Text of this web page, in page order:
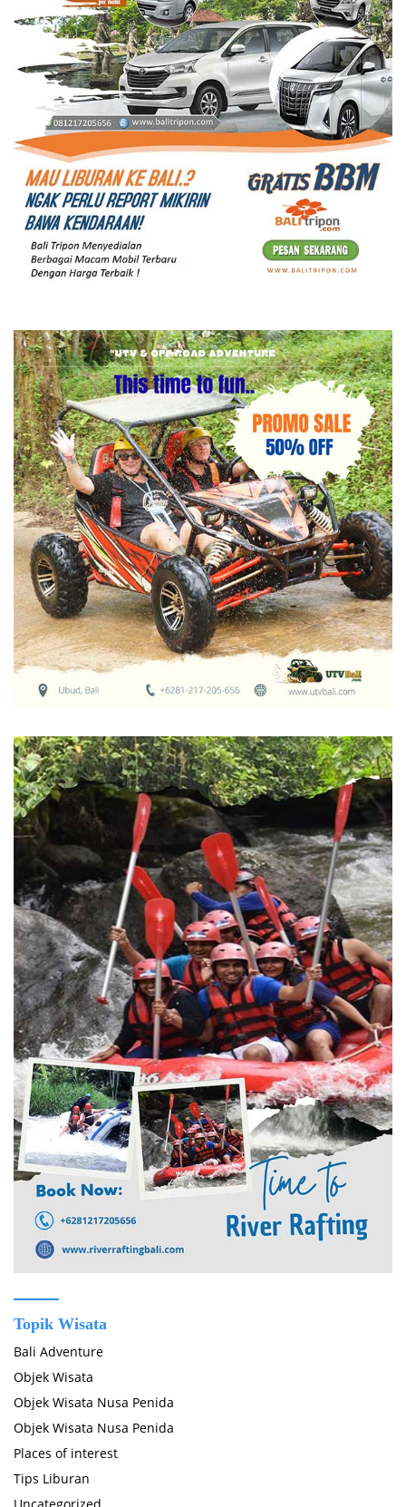
Topik Wisata
Bali Adventure
Objek Wisata
Objek Wisata Nusa Penida
Objek Wisata Nusa Penida
Places of interest
Tips Liburan
Uncategorized